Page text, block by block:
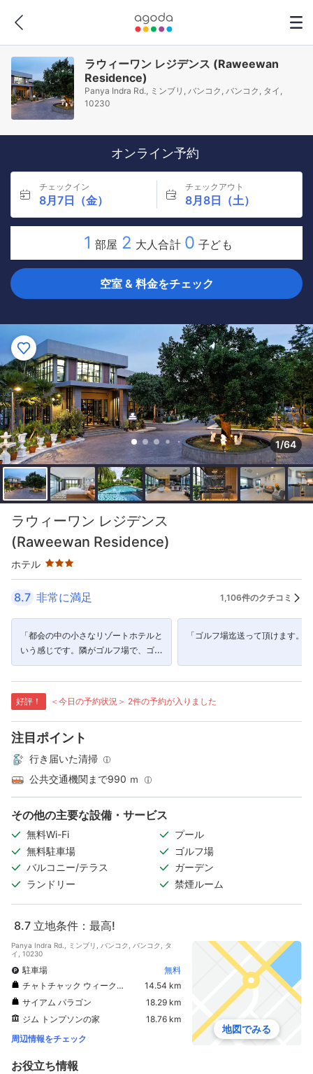
ラウィーワン レジデンス (Raweewan
Residence)
Panya Indra Rd., ミンブリ, バンコク, バンコク, タイ,
10230
オンライン予約
チェックイン
8月7日（金）
チェックアウト
8月8日（土）
1 部屋 2 大人合計 0 子ども
空室 & 料金をチェック
1/64
ラウィーワン レジデンス
(Raweewan Residence)
ホテル
星評価 3つ星
8.7 非常に満足 1,106件のクチコミ
「都会の中の小さなリゾートホテルと
いう感じです。隣がゴルフ場で、ゴル
フをする時はトゥクトゥクで送ってく
れます。」
「ゴルフ場迄送って頂けます。」
好評！ ＜今日の予約状況＞ 2件の予約が入りました
注目ポイント
行き届いた清掃
公共交通機関まで990 ｍ
その他の主要な設備・サービス
無料Wi-Fi
プール
無料駐車場
ゴルフ場
バルコニー/テラス
ガーデン
ランドリー
禁煙ルーム
8.7 立地条件：最高!
Panya Indra Rd., ミンブリ, バンコク, バンコク, タ
イ, 10230
駐車場
無料
チャトチャック ウィークエンドマーケット
14.54 km
サイアム パラゴン
18.29 km
ジム トンプソンの家
18.76 km
周辺情報をチェック
地図でみる
お役立ち情報